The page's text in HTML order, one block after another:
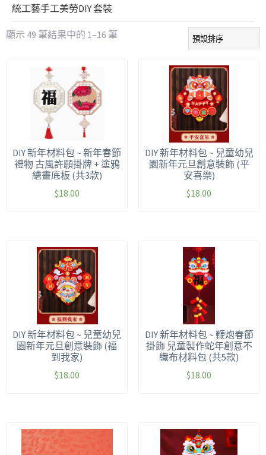
統工藝手工美勞DIY 套裝
顯示 49 筆結果中的 1–16 筆
DIY 新年材料包 ~ 新年春節
禮物 古風許願掛牌 + 塗鴉
繪畫底板 (共3款)
$18.00
DIY 新年材料包 ~ 兒童幼兒
園新年元旦創意裝飾 (平
安喜樂)
$18.00
DIY 新年材料包 ~ 兒童幼兒
園新年元旦創意裝飾 (福
到我家)
$18.00
DIY 新年材料包 ~ 鞭炮春節
掛飾 兒童製作蛇年創意不
織布材料包 (共5款)
$18.00